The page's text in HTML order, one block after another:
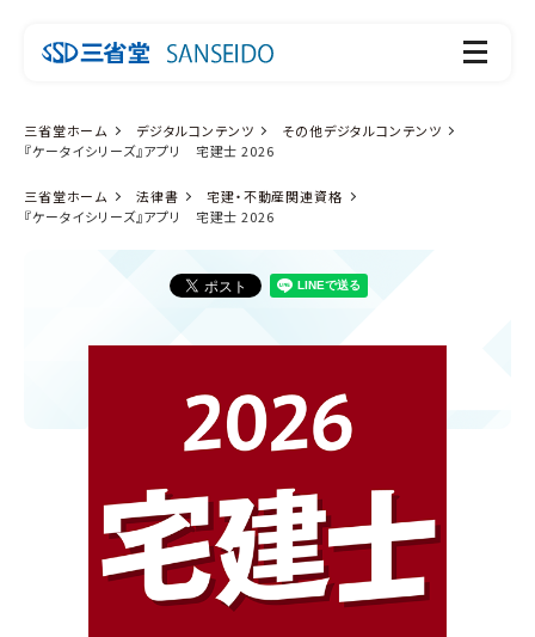
三省堂ホーム デジタルコンテンツ
その他デジタルコンテンツ
『ケータイシリーズ』アプリ 宅建士 2026
三省堂ホーム 法律書
宅建・不動産関連資格
『ケータイシリーズ』アプリ 宅建士 2026